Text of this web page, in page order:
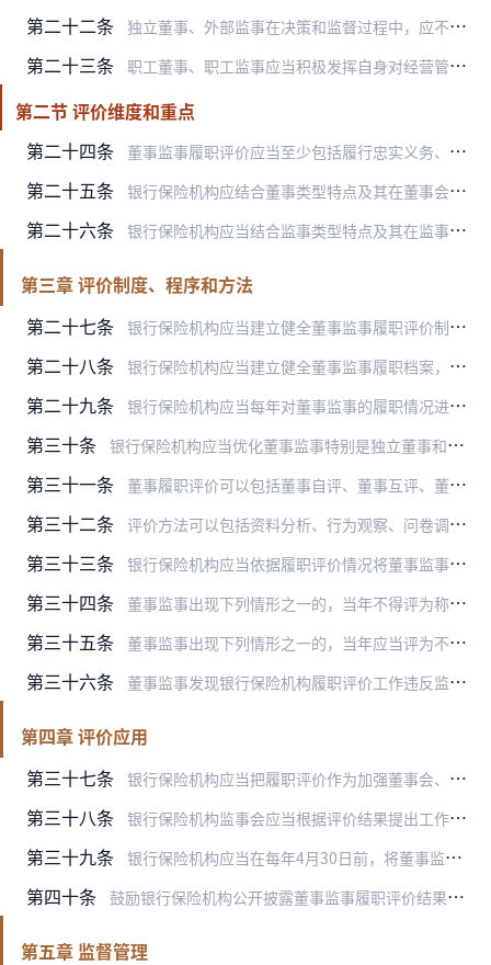
第二十二条 独立董事、外部监事在决策和监督过程中，应不受主要股东、高级管理人员以及其他与银行保险机构存在利害关系的单位和个人的影响，注重维护中小股东与其他利益相关者合法权益…
第二十三条 职工董事、职工监事应当积极发挥自身对经营管理较为熟悉的优势，从银行保险机构的长远利益出发，推动董事会、监事会更好地开展工作。职工董事、职工监事应当就涉及职工切身…
第二节 评价维度和重点
第二十四条
董事监事履职评价应当至少包括履行忠实义务、履行勤勉义务、履职专业性、履职独立性与道德水准、履职合规性五个维度。
第二十五条 银行保险机构应结合董事类型特点及其在董事会专门委员会中的任职情况，从不同维度重点关注董事在下列事项中的工作表现：
第二十六条 银行保险机构应当结合监事类型特点及其在监事会专门委员会中的任职情况，从不同维度重点关注监事在下列事项中的工作表现：
第三章 评价制度、程序和方法
第二十七条
银行保险机构应当建立健全董事监事履职评价制度，并向中国银保监会或其派出机构报告。银行保险机构在建立健全董事监事履职评价制度时，应根据自身具体情况对董事监事的评价…
第二十八条 银行保险机构应当建立健全董事监事履职档案，真实、准确、完整地记录董事监事日常履职情况以及履职评价工作开展情况。董事会负责建立和完善董事履职档案，监事会负责建立和…
第二十九条 银行保险机构应当每年对董事监事的履职情况进行评价。对于评价年度内职位发生变动但任职时间超过半年的董事监事，应当根据其在任期间的履职表现开展评价。
第三十条 银行保险机构应当优化董事监事特别是独立董事和外部监事的履职环境，保障董事监事履职所必需的信息和其他必要条件。
第三十一条 董事履职评价可以包括董事自评、董事互评、董事会评价、外部评价、监事会最终评价等环节。监事履职评价可以包括监事自评、监事互评、外部评价、监事会最终评价等环节。
第三十二条 评价方法可以包括资料分析、行为观察、问卷调查、履职测评、座谈访谈等。资料分析指对董事监事履职记录、履职档案等进行分析，静态评判董事监事履职情况。行为观察指根据相…
第三十三条 银行保险机构应当依据履职评价情况将董事监事年度履职表现划分为称职、基本称职和不称职三个级别。
第三十四条 董事监事出现下列情形之一的，当年不得评为称职：
第三十五条 董事监事出现下列情形之一的，当年应当评为不称职：
第三十六条 董事监事发现银行保险机构履职评价工作违反监管规定的，应当向监管部门反映情况。两名以上董事、监事对履职评价程序或结果存在异议并向银行保险机构提出书面意见的，银行保…
第四章 评价应用
第三十七条
银行保险机构应当把履职评价作为加强董事会、监事会建设的重要抓手，通过对评价结果的有效应用，引导董事监事改进履职行为，推动董事会、监事会规范自身运作。
第三十八条 银行保险机构监事会应当根据评价结果提出工作建议或处理意见，及时将董事监事评价结果和相关意见建议报告股东（大）会，及时将董事评价结果和相关意见建议反馈董事会，并以…
第三十九条 银行保险机构应当在每年4月30日前，将董事监事履职情况及评价结果报告中国银保监会或其派出机构。
第四十条 鼓励银行保险机构公开披露董事监事履职评价结果，发挥外部约束作用，探索建立董事监事特别是独立董事和外部监事的声誉机制。
第五章 监督管理